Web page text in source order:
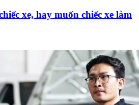
xe, hay muốn chiếc xe làm